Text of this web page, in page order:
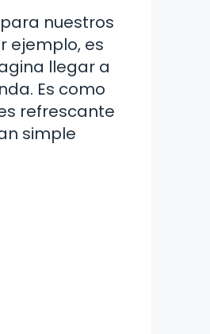
nuestros
ejemplo, es
llegar a
Es como
refrescante
simple